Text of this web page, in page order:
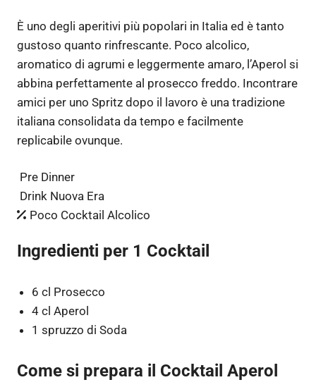
È uno degli aperitivi più popolari in Italia ed è tanto
gustoso quanto rinfrescante. Poco alcolico,
aromatico di agrumi e leggermente amaro, l’Aperol si
abbina perfettamente al prosecco freddo. Incontrare
amici per uno Spritz dopo il lavoro è una tradizione
italiana consolidata da tempo e facilmente
replicabile ovunque.
Pre Dinner
Drink Nuova Era
Poco Cocktail Alcolico
Ingredienti per 1 Cocktail
6 cl Prosecco
4 cl Aperol
1 spruzzo di Soda
Come si prepara il Cocktail Aperol